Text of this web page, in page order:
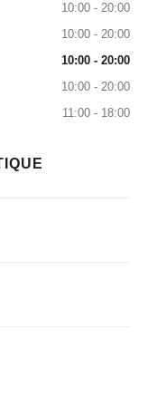
10:00 - 20:00
10:00 - 20:00
10:00 - 20:00
10:00 - 20:00
11:00 - 18:00